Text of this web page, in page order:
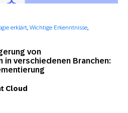
von
verschiedenen Branchen:
erklärt, Wichtige Erkenntnisse,
Cloud